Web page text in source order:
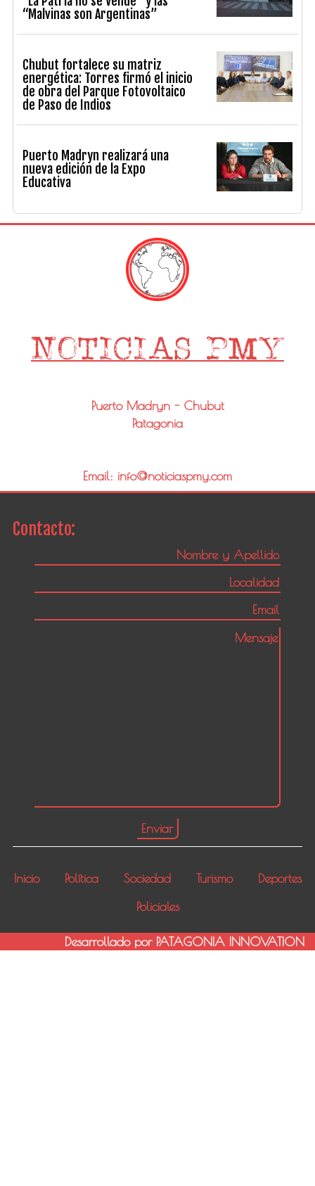
“Malvinas son Argentinas”
Chubut fortalece su matriz
energética: Torres firmó el inicio
de obra del Parque Fotovoltaico
de Paso de Indios
Puerto Madryn realizará una
nueva edición de la Expo
Educativa
Puerto Madryn - Chubut
Patagonia
Email: info@noticiaspmy.com
Contacto:
Inicio Política Sociedad Turismo
Deportes
Policiales
Desarrollado por PATAGONIA INNOVATION